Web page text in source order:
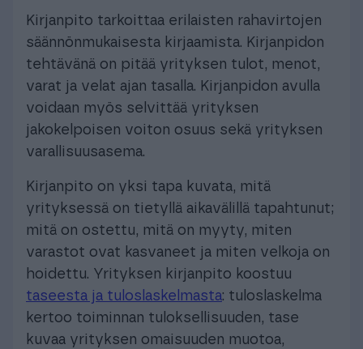
Kirjanpito tarkoittaa erilaisten rahavirtojen
säännönmukaisesta kirjaamista. Kirjanpidon
tehtävänä on pitää yrityksen tulot, menot,
varat ja velat ajan tasalla. Kirjanpidon avulla
voidaan myös selvittää yrityksen
jakokelpoisen voiton osuus sekä yrityksen
varallisuusasema.
Kirjanpito on yksi tapa kuvata, mitä
yrityksessä on tietyllä aikavälillä tapahtunut;
mitä on ostettu, mitä on myyty, miten
varastot ovat kasvaneet ja miten velkoja on
hoidettu. Yrityksen kirjanpito koostuu
taseesta ja tuloslaskelmasta: tuloslaskelma
kertoo toiminnan tuloksellisuuden, tase
kuvaa yrityksen omaisuuden muotoa,